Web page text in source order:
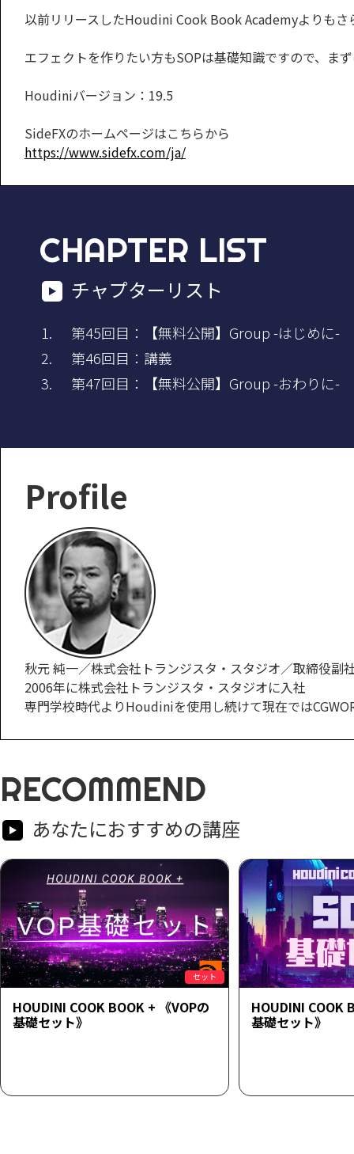
以前リリースしたHoudini Cook Book Academyよりもさ
エフェクトを作りたい方もSOPは基礎知識ですので、ま
Houdiniバージョン：19.5
SideFXのホームページはこちらから
https://www.sidefx.com/ja/
CHAPTER LIST
チャプターリスト
第45回目：【無料公開】Group -はじめに-
第46回目：講義
第47回目：【無料公開】Group -おわりに-
Profile
秋元 純一／株式会社トランジスタ・スタジオ／取締役副
2006年に株式会社トランジスタ・スタジオに入社
専門学校時代よりHoudiniを使用し続けて現在では
RECOMMEND
あなたにおすすめの講座
セット
HOUDINI COOK BOOK + 《VOPの
基礎セット》
HOUDINI COOK
基礎セット》